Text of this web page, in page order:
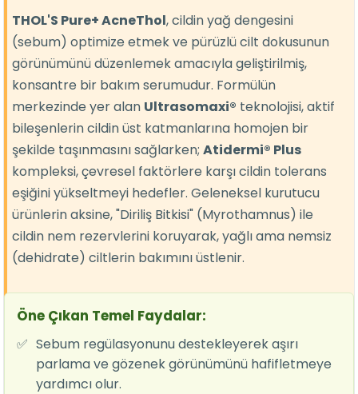
THOL'S Pure+ AcneThol, cildin yağ dengesini
(sebum) optimize etmek ve pürüzlü cilt dokusunun
görünümünü düzenlemek amacıyla geliştirilmiş,
konsantre bir bakım serumudur. Formülün
merkezinde yer alan Ultrasomaxi® teknolojisi, aktif
bileşenlerin cildin üst katmanlarına homojen bir
şekilde taşınmasını sağlarken;Atidermi® Plus
kompleksi, çevresel faktörlere karşı cildin tolerans
eşiğini yükseltmeyi hedefler. Geleneksel kurutucu
ürünlerin aksine, "Diriliş Bitkisi" (Myrothamnus) ile
cildin nem rezervlerini koruyarak, yağlı ama nemsiz
(dehidrate) ciltlerin bakımını üstlenir.
Öne Çıkan Temel Faydalar:
✅ Sebum regülasyonunu destekleyerek aşırı
parlama ve gözenek görünümünü hafifletmeye
yardımcı olur.